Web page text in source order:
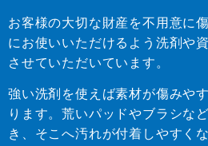
お客様の大切な財産を不用意に
にお使いいただけるよう洗剤や
させていただいています。
強い洗剤を使えば素材が傷みや
ります。荒いパッドやブラシな
き、そこへ汚れが付着しやすく